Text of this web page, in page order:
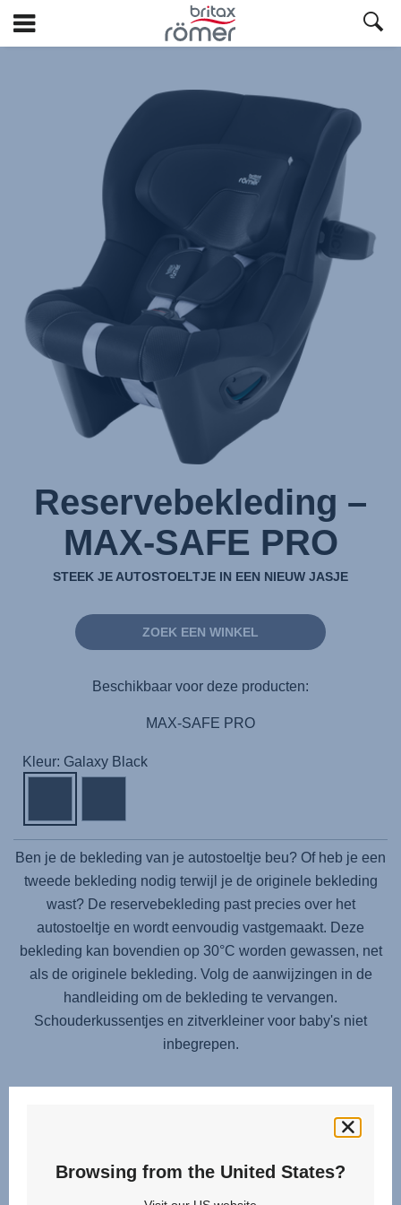
Ga
Reservebekleding –
MAX-SAFE PRO
STEEK JE AUTOSTOELTJE IN EEN NIEUW JASJE
ZOEK EEN WINKEL
Beschikbaar voor deze producten:
MAX-SAFE PRO
Kleur: Galaxy Black
Ben je de bekleding van je autostoeltje beu? Of heb je een
tweede bekleding nodig terwijl je de originele bekleding
wast? De reservebekleding past precies over het
autostoeltje en wordt eenvoudig vastgemaakt. Deze
bekleding kan bovendien op 30°C worden gewassen, net
als de originele bekleding. Volg de aanwijzingen in de
handleiding om de bekleding te vervangen.
Schouderkussentjes en zitverkleiner voor baby's niet
inbegrepen.
Browsing from the United States?